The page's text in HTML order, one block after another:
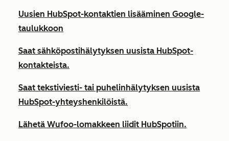
Uusien HubSpot-kontaktien lisääminen Google-
taulukkoon
Saat sähköpostihälytyksen uusista HubSpot-
kontakteista.
Saat tekstiviesti- tai puhelinhälytyksen uusista
HubSpot-yhteyshenkilöistä.
Lähetä Wufoo-lomakkeen liidit HubSpotiin.